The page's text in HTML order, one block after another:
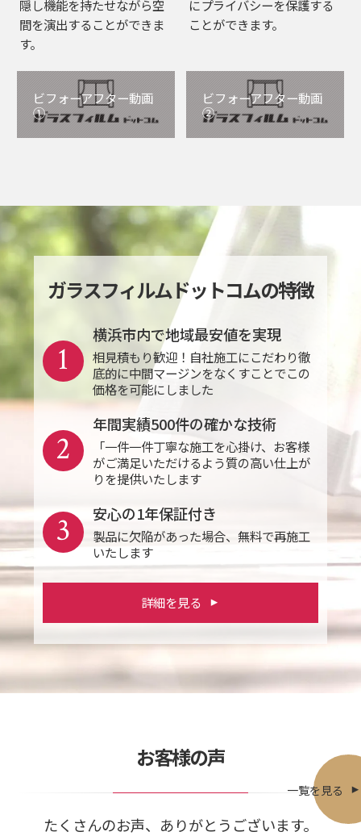
隠し機能を持たせながら空
間を演出することができま
す。
にプライバシーを保護する
ことができます。
ビフォーアフター動画
①
ビフォーアフター動画
②
ガラスフィルムドットコムの特徴
横浜市内で地域最安値を実現
相見積もり歓迎！自社施工にこだわり徹
底的に中間マージンをなくすことでこの
価格を可能にしました
1
年間実績500件の確かな技術
「一件一件丁寧な施工を心掛け、お客様
がご満足いただけるよう質の高い仕上が
りを提供いたします
2
安心の1年保証付き
製品に欠陥があった場合、無料で再施工
いたします
3
詳細を見る
お客様の声
たくさんのお声、ありがとうございます。
一覧を見る